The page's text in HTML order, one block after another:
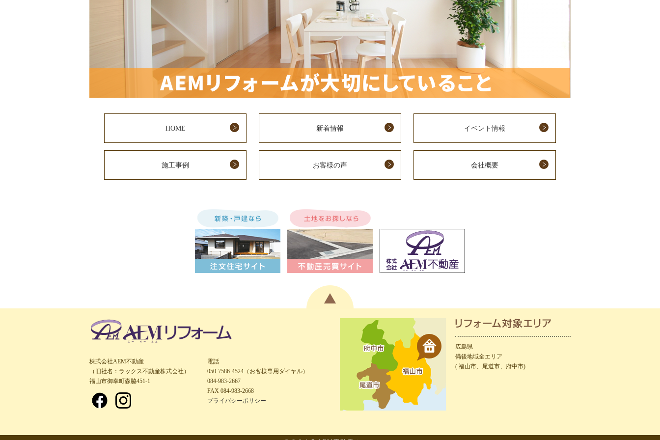
HOME 新着情報 イベント情報
施工事例 お客様の声 会社概要
株式会社AEM不動産
（旧社名：ラックス不動産株式会社）
福山市御幸町森脇451-1
電話
050-7586-4524（お客様専用ダイヤル）
084-983-2667
FAX 084-983-2668
プライバシーポリシー
広島県
備後地域全エリア
( 福山市、尾道市、府中市)